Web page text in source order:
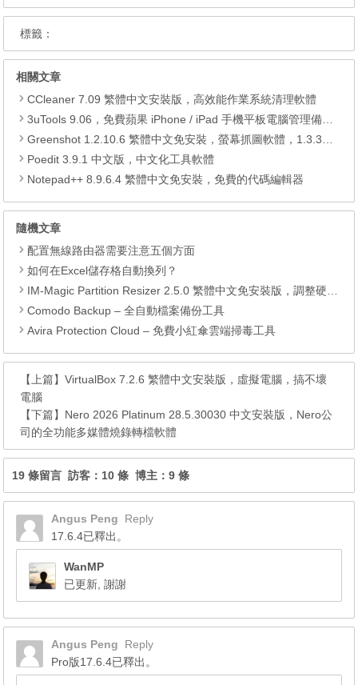
標籤：
相關文章
CCleaner 7.09 繁體中文安裝版，高效能作業系統清理軟體
3uTools 9.06，免費蘋果 iPhone / iPad 手機平板電腦管理備份還原軟體
Greenshot 1.2.10.6 繁體中文免安裝，螢幕抓圖軟體，1.3.315 安裝版
Poedit 3.9.1 中文版，中文化工具軟體
Notepad++ 8.9.6.4 繁體中文免安裝，免費的代碼編輯器
隨機文章
配置無線路由器需要注意五個方面
如何在Excel儲存格自動換列？
IM-Magic Partition Resizer 2.5.0 繁體中文免安裝版，調整硬碟分割區大小
Comodo Backup – 全自動檔案備份工具
Avira Protection Cloud – 免費小紅傘雲端掃毒工具
【上篇】VirtualBox 7.2.6 繁體中文安裝版，虛擬電腦，搞不壞
電腦
【下篇】 Nero 2026 Platinum 28.5.30030 中文安裝版，Nero公
司的全功能多媒體燒錄轉檔軟體
19 條留言 訪客：10 條 博主：9 條
Angus Peng
Reply
17.6.4已釋出。
WanMP
已更新, 謝謝
Angus Peng
Reply
Pro版17.6.4已釋出。